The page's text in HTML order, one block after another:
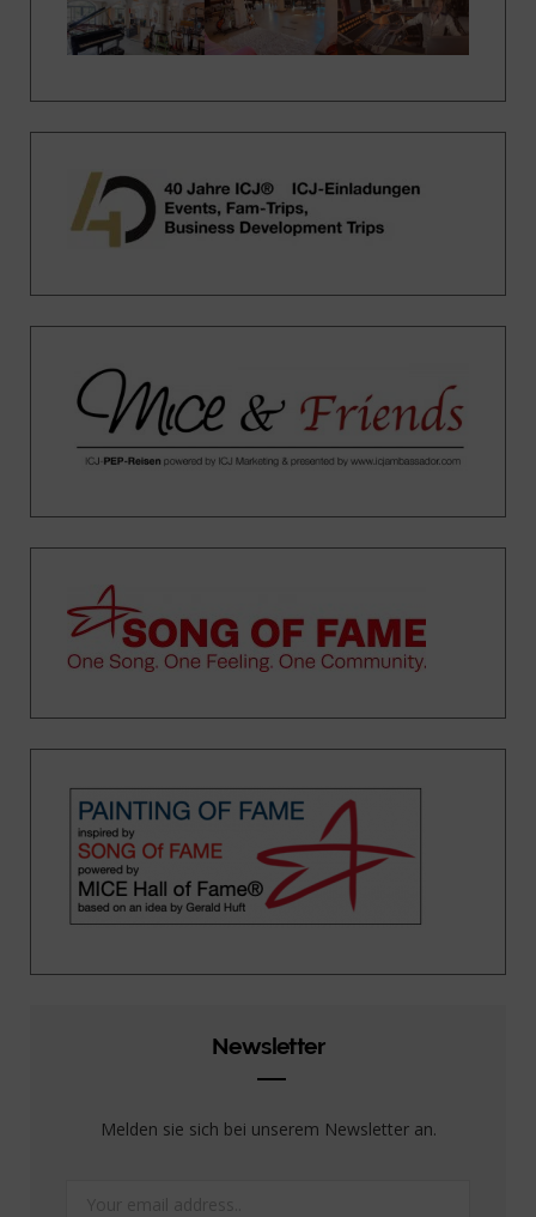
Newsletter
Melden sie sich bei unserem Newsletter an.